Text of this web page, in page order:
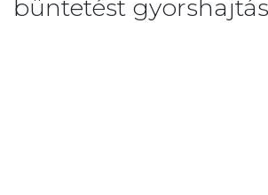
büntetést